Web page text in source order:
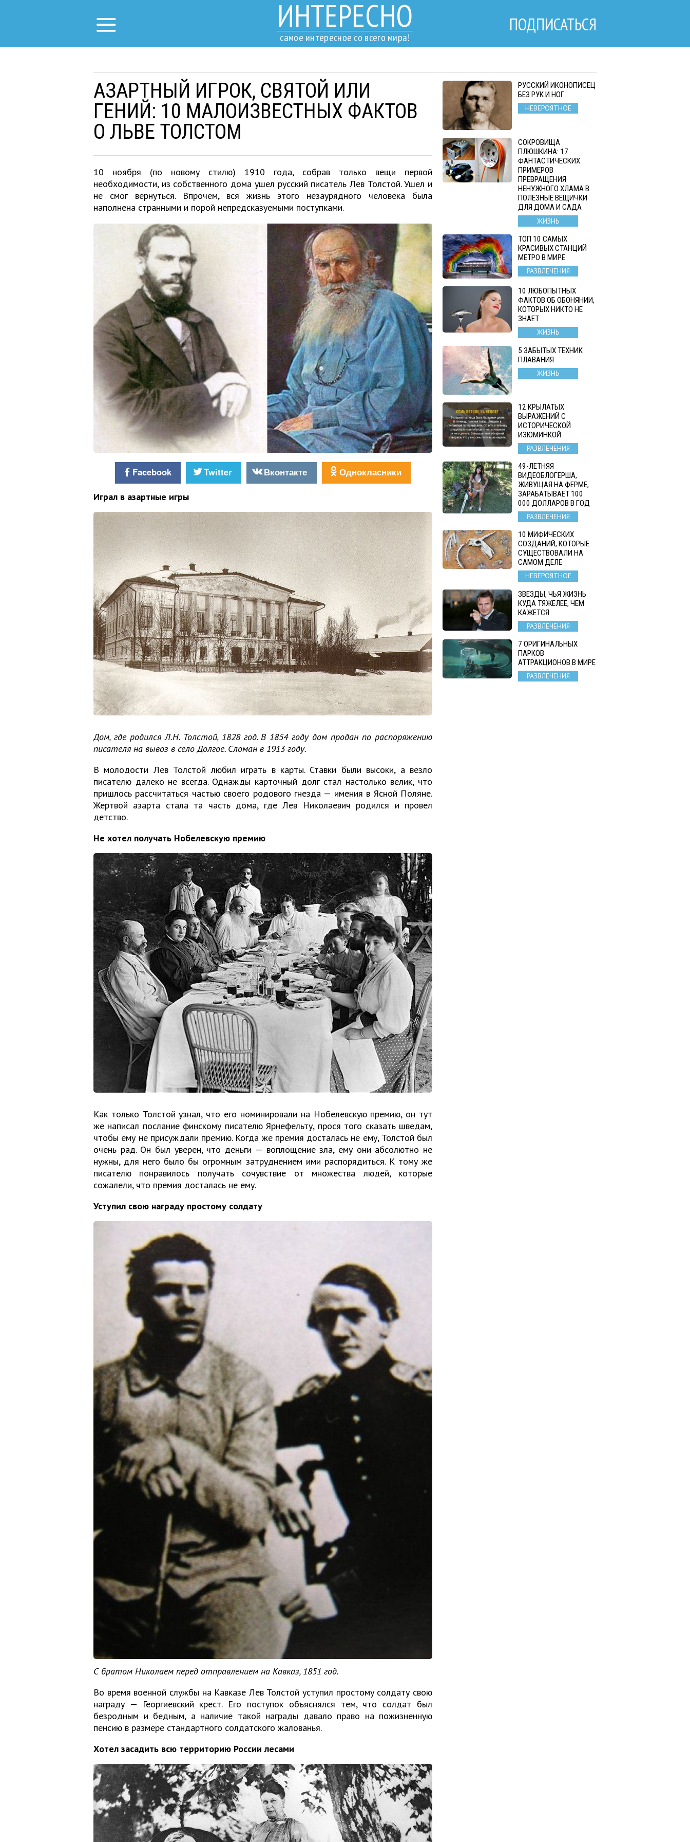
ИНТЕРЕСНО
самое интересное со всего мира!
ПОДПИСАТЬСЯ
АЗАРТНЫЙ ИГРОК, СВЯТОЙ ИЛИ
ГЕНИЙ: 10 МАЛОИЗВЕСТНЫХ ФАКТОВ
О ЛЬВЕ ТОЛСТОМ
10 ноября (по новому стилю) 1910 года, собрав только вещи первой
необходимости, из собственного дома ушел русский писатель Лев Толстой. Ушел и
не смог вернуться. Впрочем, вся жизнь этого незаурядного человека была
наполнена странными и порой непредсказуемыми поступками.
Facebook Twitter Вконтакте Однокласники
Играл в азартные игры
Дом, где родился Л.Н. Толстой, 1828 год. В 1854 году дом продан по распоряжению
писателя на вывоз в село Долгое. Сломан в 1913 году.
В молодости Лев Толстой любил играть в карты. Ставки были высоки, а везло
писателю далеко не всегда. Однажды карточный долг стал настолько велик, что
пришлось рассчитаться частью своего родового гнезда — имения в Ясной Поляне.
Жертвой азарта стала та часть дома, где Лев Николаевич родился и провел
детство.
Не хотел получать Нобелевскую премию
Как только Толстой узнал, что его номинировали на Нобелевскую премию, он тут
же написал послание финскому писателю Ярнефельту, прося того сказать шведам,
чтобы ему не присуждали премию. Когда же премия досталась не ему, Толстой был
очень рад. Он был уверен, что деньги — воплощение зла, ему они абсолютно не
нужны, для него было бы огромным затруднением ими распорядиться. К тому же
писателю понравилось получать сочувствие от множества людей, которые
сожалели, что премия досталась не ему.
Уступил свою награду простому солдату
С братом Николаем перед отправлением на Кавказ, 1851 год.
Во время военной службы на Кавказе Лев Толстой уступил простому солдату свою
награду — Георгиевский крест. Его поступок объяснялся тем, что солдат был
безродным и бедным, а наличие такой награды давало право на пожизненную
пенсию в размере стандартного солдатского жалованья.
Хотел засадить всю территорию России лесами
РУССКИЙ ИКОНОПИСЕЦ
БЕЗ РУК И НОГ
НЕВЕРОЯТНОЕ
СОКРОВИЩА
ПЛЮШКИНА: 17
ФАНТАСТИЧЕСКИХ
ПРИМЕРОВ
ПРЕВРАЩЕНИЯ
НЕНУЖНОГО ХЛАМА В
ПОЛЕЗНЫЕ ВЕЩИЧКИ
ДЛЯ ДОМА И САДА
ЖИЗНЬ
ТОП 10 САМЫХ
КРАСИВЫХ СТАНЦИЙ
МЕТРО В МИРЕ
РАЗВЛЕЧЕНИЯ
10 ЛЮБОПЫТНЫХ
ФАКТОВ ОБ ОБОНЯНИИ,
КОТОРЫХ НИКТО НЕ
ЗНАЕТ
ЖИЗНЬ
5 ЗАБЫТЫХ ТЕХНИК
ПЛАВАНИЯ
ЖИЗНЬ
12 КРЫЛАТЫХ
ВЫРАЖЕНИЙ С
ИСТОРИЧЕСКОЙ
ИЗЮМИНКОЙ
РАЗВЛЕЧЕНИЯ
49-ЛЕТНЯЯ
ВИДЕОБЛОГЕРША,
ЖИВУЩАЯ НА ФЕРМЕ,
ЗАРАБАТЫВАЕТ 100
000 ДОЛЛАРОВ В ГОД
РАЗВЛЕЧЕНИЯ
10 МИФИЧЕСКИХ
СОЗДАНИЙ, КОТОРЫЕ
СУЩЕСТВОВАЛИ НА
САМОМ ДЕЛЕ
НЕВЕРОЯТНОЕ
ЗВЕЗДЫ, ЧЬЯ ЖИЗНЬ
КУДА ТЯЖЕЛЕЕ, ЧЕМ
КАЖЕТСЯ
РАЗВЛЕЧЕНИЯ
7 ОРИГИНАЛЬНЫХ
ПАРКОВ
АТТРАКЦИОНОВ В МИРЕ
РАЗВЛЕЧЕНИЯ